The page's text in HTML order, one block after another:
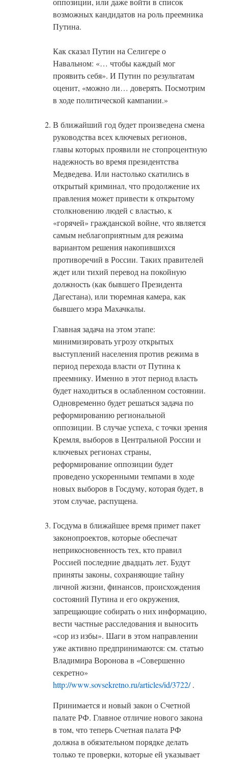
возможных кандидатов на роль преемника
Путина.
Как сказал Путин на Селигере о
Навальном: «… чтобы каждый мог
проявить себя». И Путин по результатам
оценит, «можно ли… доверять. Посмотрим
в ходе политической кампании.»
В ближайший год будет произведена смена
руководства всех ключевых регионов,
главы которых проявили не стопроцентную
надежность во время президентства
Медведева. Или настолько скатились в
открытый криминал, что продолжение их
правления может привести к открытому
столкновению людей с властью, к
«горячей» гражданской войне, что является
самым неблагоприятным для режима
вариантом решения накопившихся
противоречий в России. Таких правителей
ждет или тихий перевод на покойную
должность (как бывшего Президента
Дагестана), или тюремная камера, как
бывшего мэра Махачкалы.
Главная задача на этом этапе:
минимизировать угрозу открытых
выступлений населения против режима в
период перехода власти от Путина к
преемнику. Именно в этот период власть
будет находиться в ослабленном состоянии.
Одновременно будет решаться задача по
реформированию региональной
оппозиции. В случае успеха, с точки зрения
Кремля, выборов в Центральной России и
ключевых регионах страны,
реформирование оппозиции будет
проведено ускоренными темпами в ходе
новых выборов в Госдуму, которая будет, в
этом случае, распущена.
Госдума в ближайшее время примет пакет
законопроектов, которые обеспечат
неприкосновенность тех, кто правил
Россией последние двадцать лет. Будут
приняты законы, сохраняющие тайну
личной жизни, финансов, происхождения
состояний Путина и его окружения,
запрещающие собирать о них информацию,
вести частные расследования и выносить
«сор из избы». Шаги в этом направлении
уже активно предпринимаются: см. статью
Владимира Воронова в «Совершенно
секретно»
http://www.sovsekretno.ru/articles/id/3722/.
Принимается и новый закон о Счетной
палате РФ. Главное отличие нового закона
в том, что теперь Счетная палата РФ
должна в обязательном порядке делать
только те проверки, которые ей указывает